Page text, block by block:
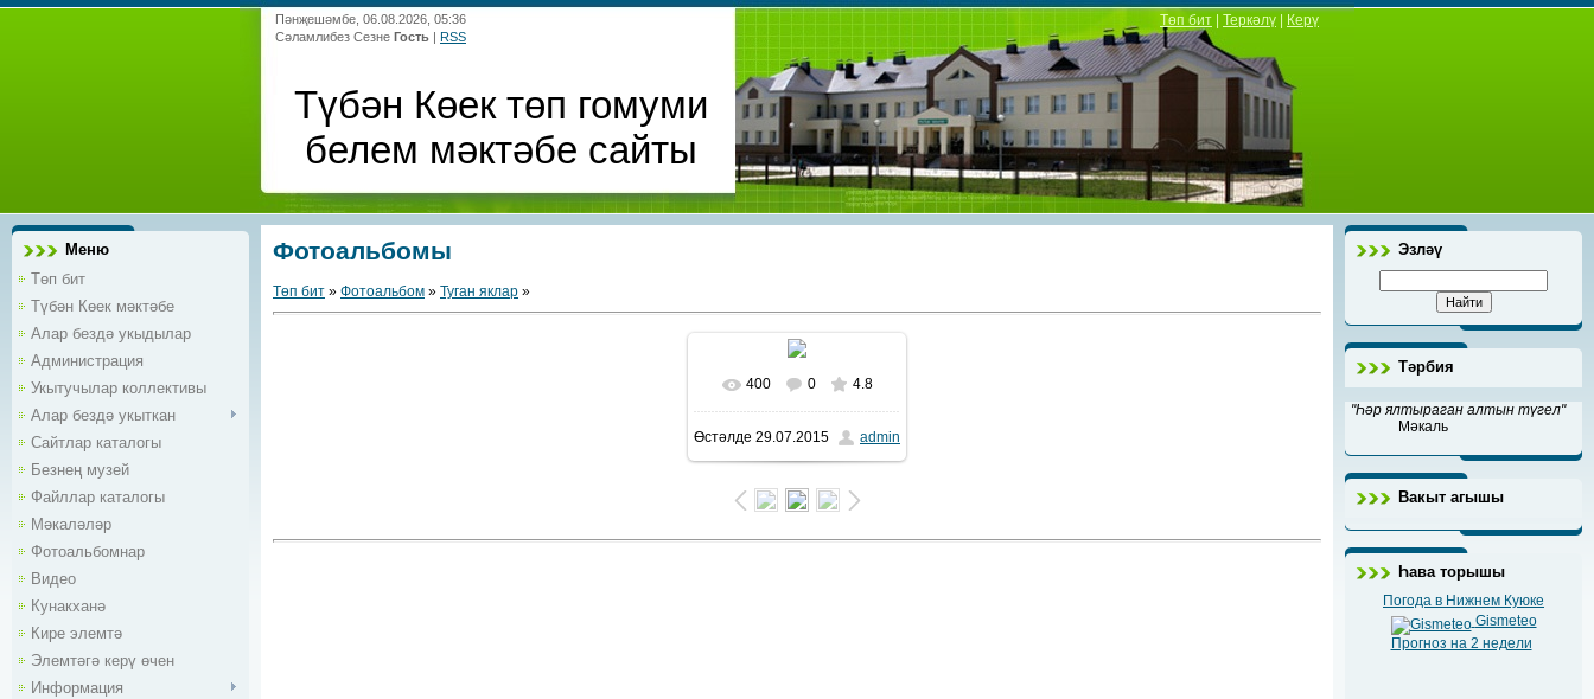
Пәнҗешәмбе, 06.08.2026, 05:36
Сәламлибез Сезне Гость | RSS
Түбән Көек төп гомуми
белем мәктәбе сайты
Төп бит Теркәлү Керү
Меню
Төп бит
Түбән Көек мәктәбе
Алар бездә укыдылар
Администрация
Укытучылар коллективы
Алар бездә укыткан
Сайтлар каталогы
Безнең музей
Файллар каталогы
Мәкаләләр
Фотоальбомнар
Видео
Кунакханә
Кире элемтә
Элемтәгә керү өчен
Информация
Фотоальбомы
Төп бит » Фотоальбом » Туган яклар »
400 0 4.8
Өстәлде 29.07.2015 admin
Эзләү
Тәрбия
"Һәр ялтыраган алтын түгел"
Мәкаль
Вакыт агышы
Һава торышы
Погода в Нижнем Куюке
Gismeteo
Прогноз на 2 недели